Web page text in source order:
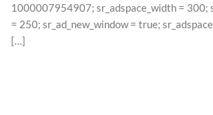
1000007954907; sr_adspace_width = 300;
= 250; sr_ad_new_window = true;
[…]